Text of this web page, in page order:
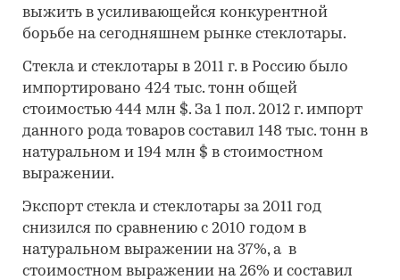
выжить в усиливающейся конкурентной
борьбе на сегодняшнем рынке стеклотары.
Стекла и стеклотары в 2011 г. в Россию было
импортировано 424 тыс. тонн общей
стоимостью 444 млн $. За 1 пол. 2012 г. импорт
данного рода товаров составил 148 тыс. тонн в
натуральном и 194 млн $ в стоимостном
выражении.
Экспорт стекла и стеклотары за 2011 год
снизился по сравнению с 2010 годом в
натуральном выражении на 37%, а в
стоимостном выражении на 26% и составил